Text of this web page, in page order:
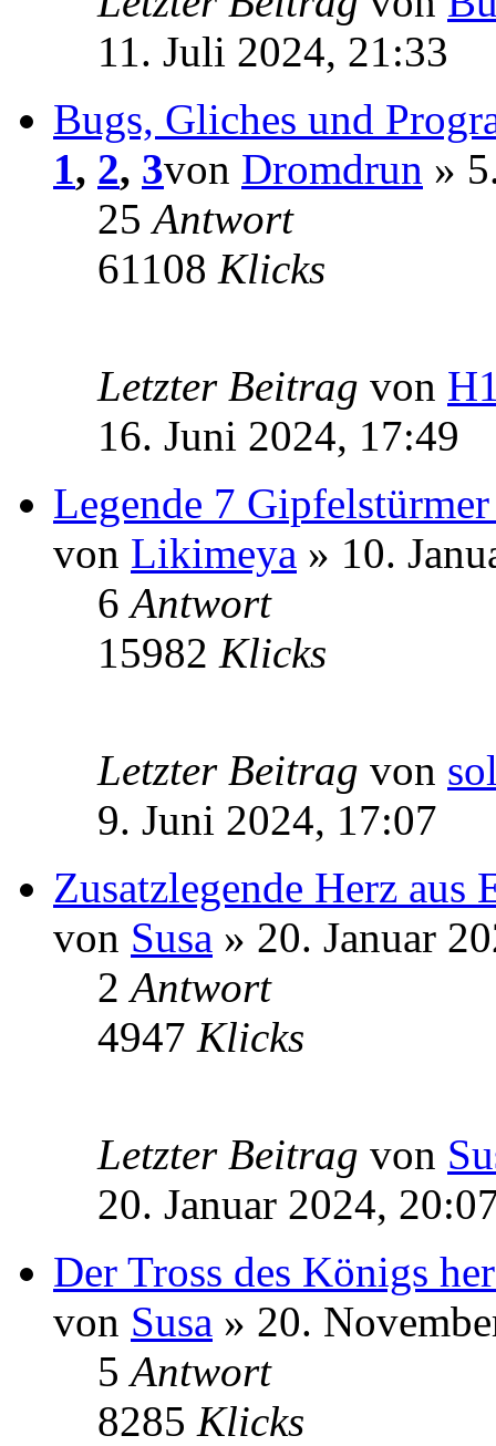
11. Juli 2024, 21:33
Bugs, Gliches und
1, 2, 3von Dromdrun »
25Antwort
61108 Klicks
Letzter Beitrag von
16. Juni 2024, 17:49
Legende 7
von Likimeya » 10.
6Antwort
15982 Klicks
Letzter Beitrag von
9. Juni 2024, 17:07
Zusatzlegende Herz aus
von Susa » 20. Januar
2Antwort
4947 Klicks
Letzter Beitrag von
20. Januar 2024,
Der Tross des Königs
von Susa » 20.
5Antwort
8285 Klicks